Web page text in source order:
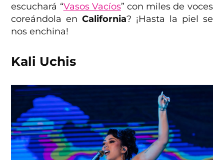
escuchará “Vasos Vacíos” con miles de voces
coreándola enCalifornia? ¡Hasta la piel se
nos enchina!
Kali Uchis